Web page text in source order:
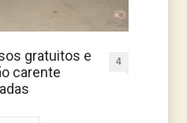
gratuitos e
carente
4